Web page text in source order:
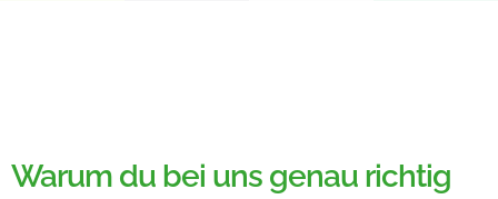
Warum du bei uns genau richtig